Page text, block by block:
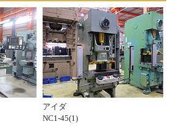
アイダ
NC1-45(1)